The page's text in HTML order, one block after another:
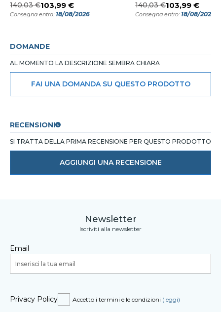
140,03 €103,99 €
Consegna entro: 18/08/2026
140,03 €103,99 €
Consegna entro: 18/08/2026
DOMANDE
AL MOMENTO LA DESCRIZIONE SEMBRA CHIARA
FAI UNA DOMANDA SU QUESTO PRODOTTO
RECENSIONI
SI TRATTA DELLA PRIMA RECENSIONE PER QUESTO PRODOTTO
AGGIUNGI UNA RECENSIONE
Newsletter
Iscriviti alla newsletter
Email
Privacy Policy Accetto i termini e le condizioni (leggi)